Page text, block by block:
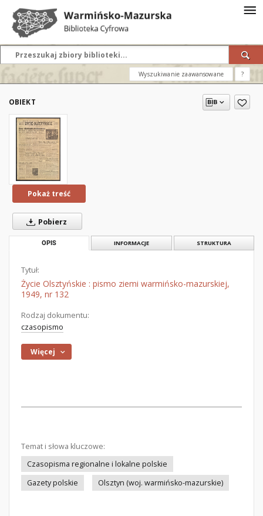
Wyszukiwanie zaawansowane ?
OBIEKT
Pokaż treść
Pobierz
OPIS INFORMACJE STRUKTURA
Tytuł:
Życie Olsztyńskie : pismo ziemi warmińsko-mazurskiej,
1949, nr 132
Rodzaj dokumentu:
czasopismo
Więcej
Temat i słowa kluczowe:
Czasopisma regionalne i lokalne polskie
Gazety polskie
Olsztyn (woj. warmińsko-mazurskie)